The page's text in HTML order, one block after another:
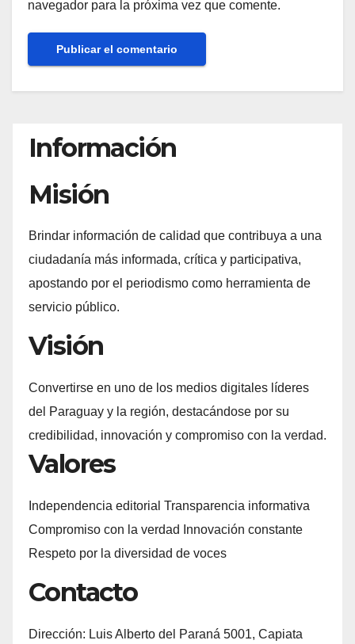
navegador para la próxima vez que comente.
Información
Misión
Brindar información de calidad que contribuya a una
ciudadanía más informada, crítica y participativa,
apostando por el periodismo como herramienta de
servicio público.
Visión
Convertirse en uno de los medios digitales líderes
del Paraguay y la región, destacándose por su
credibilidad, innovación y compromiso con la verdad.
Valores
Independencia editorial Transparencia informativa
Compromiso con la verdad Innovación constante
Respeto por la diversidad de voces
Contacto
Dirección: Luis Alberto del Paraná 5001, Capiata